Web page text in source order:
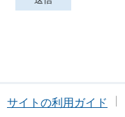
サイトの利用ガイド